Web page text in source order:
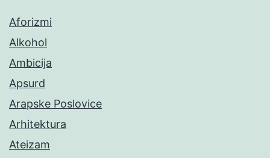
Aforizmi
Alkohol
Ambicija
Apsurd
Arapske Poslovice
Arhitektura
Ateizam